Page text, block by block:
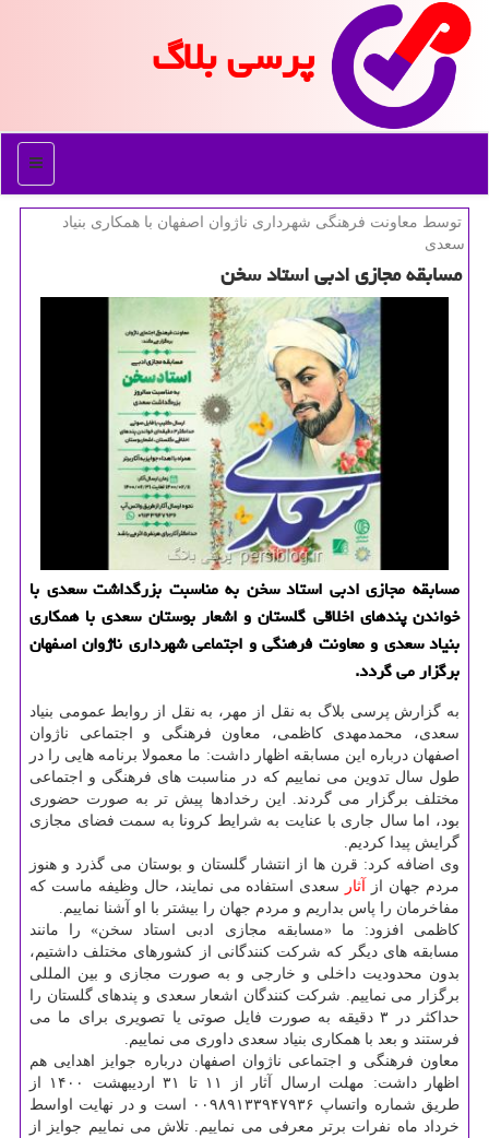
پرسی بلاگ
منو
توسط معاونت فرهنگی شهرداری ناژوان اصفهان با همكاری بنیاد
سعدی
مسابقه مجازی ادبی استاد سخن
مسابقه مجازی ادبی استاد سخن به مناسبت بزرگداشت سعدی با
خواندن پندهای اخلاقی گلستان و اشعار بوستان سعدی با همکاری
بنیاد سعدی و معاونت فرهنگی و اجتماعی شهرداری ناژوان اصفهان
برگزار می گردد.
به گزارش پرسی بلاگ به نقل از مهر، به نقل از روابط عمومی بنیاد
سعدی، محمدمهدی کاظمی، معاون فرهنگی و اجتماعی ناژوان
اصفهان درباره این مسابقه اظهار داشت: ما معمولا برنامه هایی را در
طول سال تدوین می نماییم که در مناسبت های فرهنگی و اجتماعی
مختلف برگزار می گردند. این رخدادها پیش تر به صورت حضوری
بود، اما سال جاری با عنایت به شرایط کرونا به سمت فضای مجازی
گرایش پیدا کردیم.
وی اضافه کرد: قرن ها از انتشار گلستان و بوستان می گذرد و هنوز
مردم جهان از آثار
سعدی استفاده می نمایند، حال وظیفه ماست که
مفاخرمان را پاس بداریم و مردم جهان را بیشتر با او آشنا نماییم.
کاظمی افزود: ما «مسابقه مجازی ادبی استاد سخن» را مانند
مسابقه های دیگر که شرکت کنندگانی از کشورهای مختلف داشتیم،
بدون محدودیت داخلی و خارجی و به صورت مجازی و بین المللی
برگزار می نماییم. شرکت کنندگان اشعار سعدی و پندهای گلستان را
حداکثر در ۳ دقیقه به صورت فایل صوتی یا تصویری برای ما می
فرستند و بعد با همکاری بنیاد سعدی داوری می نماییم.
معاون فرهنگی و اجتماعی ناژوان اصفهان درباره جوایز اهدایی هم
اظهار داشت: مهلت ارسال آثار از ۱۱ تا ۳۱ اردیبهشت ۱۴۰۰ از
طریق شماره واتساپ ۰۰۹۸۹۱۳۳۹۴۷۹۳۶ است و در نهایت اواسط
خرداد ماه نفرات برتر معرفی می نماییم. تلاش می نماییم جوایز از